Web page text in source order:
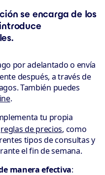
se encarga de los
por adelantado o envía
después, a través de
También puedes
.
tu propia
reglas de precios, como
tipos de consultas y
el fin de semana.
manera efectiva: